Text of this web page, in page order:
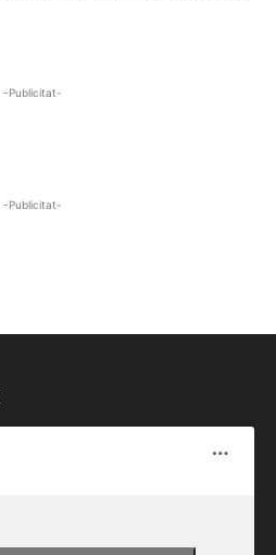
-Publicitat-
-Publicitat-